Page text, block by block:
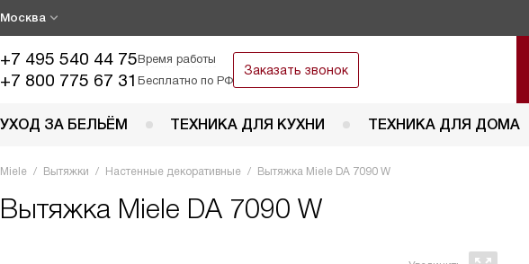
Москва
+7 495 540 44 75Время работы
+7 800 775 67 31 Бесплатно по РФ
Заказать звонок
УХОД ЗА БЕЛЬЁМ ТЕХНИКА ДЛЯ КУХНИ ТЕХНИКА ДЛЯ ДОМА
Miele Вытяжки Настенные декоративные Вытяжка Miele DA 7090 W
Вытяжка Miele DA 7090 W